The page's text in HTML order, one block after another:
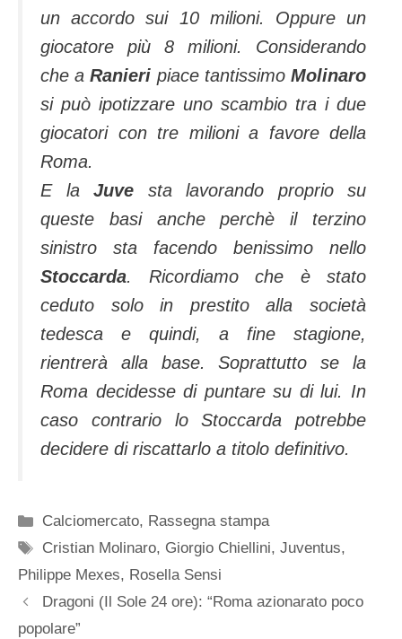
un accordo sui 10 milioni. Oppure un
giocatore più 8 milioni. Considerando
che aRanieri piace tantissimoMolinaro
si può ipotizzare uno scambio tra i due
giocatori con tre milioni a favore della
Roma.
E la Juve sta lavorando proprio su
queste basi anche perchè il terzino
sinistro sta facendo benissimo nello
Stoccarda. Ricordiamo che è stato
ceduto solo in prestito alla società
tedesca e quindi, a fine stagione,
rientrerà alla base. Soprattutto se la
Roma decidesse di puntare su di lui. In
caso contrario lo Stoccarda potrebbe
decidere di riscattarlo a titolo definitivo.
Categorie
Calciomercato, Rassegna stampa
Tag
Cristian Molinaro, Giorgio Chiellini,Juventus,
Philippe Mexes, Rosella Sensi
Dragoni (Il Sole 24 ore): “Roma azionarato poco
popolare”